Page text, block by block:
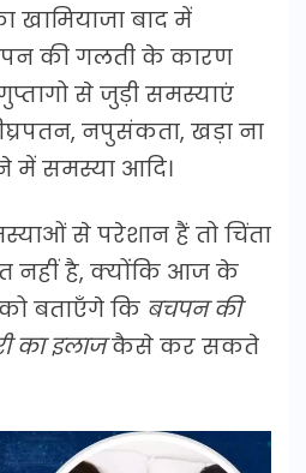
खामियाजा बाद में
की गलती के कारण
से जुड़ी समस्याएं
नपुसंकता, खड़ा ना
में समस्या आदि।
से परेशान हैं तो चिंता
नहीं है, क्योंकि आज के
बताएँगे कि बचपन की
का इलाजकैसे कर सकते